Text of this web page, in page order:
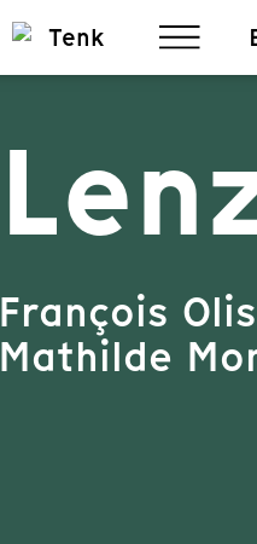
François
Mathilde